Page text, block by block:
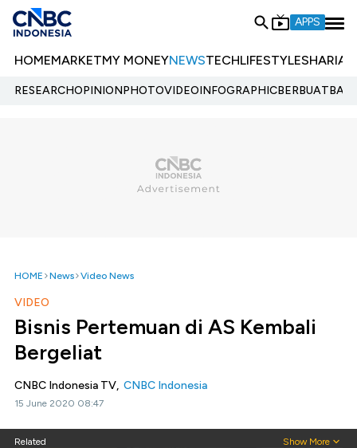
APPS
HOMEMARKETMY MONEYNEWSTECHLIFESTYLESHARIA
RESEARCHOPINIONPHOTOVIDEOINFOGRAPHIC
HOME News Video News
VIDEO
Bisnis Pertemuan di AS Kembali
Bergeliat
CNBC Indonesia TV, CNBC Indonesia
15 June 2020 08:47
Related Show More